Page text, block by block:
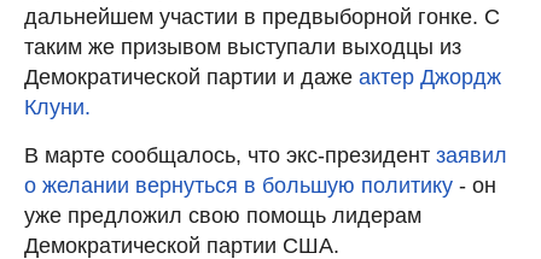
дальнейшем участии в предвыборной гонке. С
таким же призывом выступали выходцы из
Демократической партии и даже актер Джордж
Клуни.
В марте сообщалось, что экс-президент заявил
о желании вернуться в большую политику - он
уже предложил свою помощь лидерам
Демократической партии США.